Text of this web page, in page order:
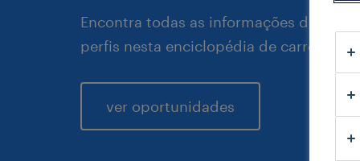
Encontra todas as informações
perfis nesta enciclopédia de carreiras.
ver oportunidades